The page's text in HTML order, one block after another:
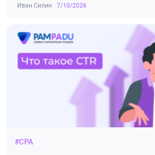
Иван Силин 7/10/2026
#CPA